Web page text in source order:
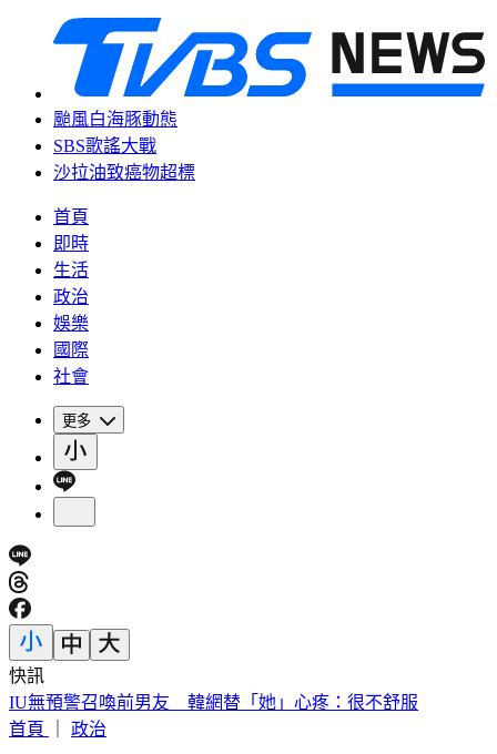
颱風白海豚動態
SBS歌謠大戰
沙拉油致癌物超標
首頁
即時
生活
政治
娛樂
國際
社會
更多
快訊
中國出入境新規將上路 陸委會曝「這類人」最危險
首頁
政治